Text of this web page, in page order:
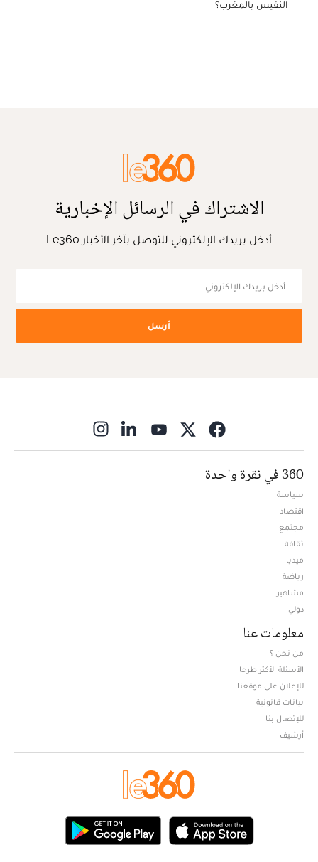
النفيس بالمغرب؟
الاشتراك في الرسائل الإخبارية
أدخل بريدك الإلكتروني للتوصل بآخر الأخبار Le360
أرسل
360 في نقرة واحدة
سياسة
اقتصاد
مجتمع
ثقافة
ميديا
رياضة
مشاهير
دولي
معلومات عنا
من نحن ؟
الأسئلة الأكثر طرحا
للإعلان على موقعنا
بيانات قانونية
للإتصال بنا
أرشيف